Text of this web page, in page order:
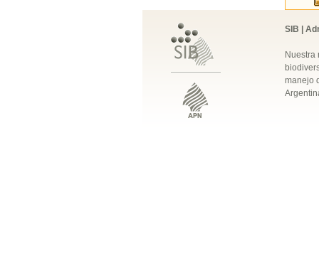
SIB |
Nuestra
manejo